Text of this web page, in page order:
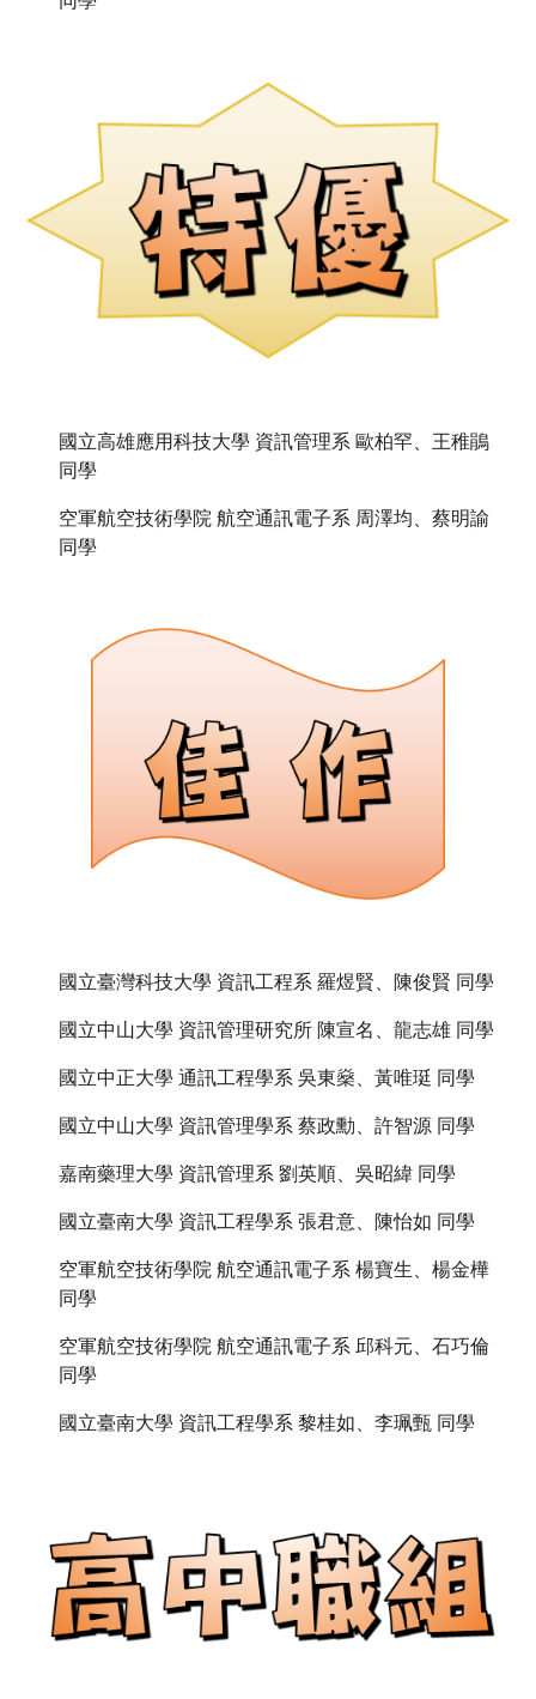
國立高雄應用科技大學 資訊管理系 歐柏罕、王稚鵑
同學
空軍航空技術學院 航空通訊電子系 周澤均、蔡明諭
同學
國立臺灣科技大學 資訊工程系 羅煜賢、陳俊賢 同學
國立中山大學 資訊管理研究所 陳宣名、龍志雄 同學
國立中正大學 通訊工程學系 吳東燊、黃唯珽 同學
國立中山大學 資訊管理學系 蔡政勳、許智源 同學
嘉南藥理大學 資訊管理系 劉英順、吳昭緯 同學
國立臺南大學 資訊工程學系 張君意、陳怡如 同學
空軍航空技術學院 航空通訊電子系 楊寶生、楊金樺
同學
空軍航空技術學院 航空通訊電子系 邱科元、石巧倫
同學
國立臺南大學 資訊工程學系 黎桂如、李珮甄 同學